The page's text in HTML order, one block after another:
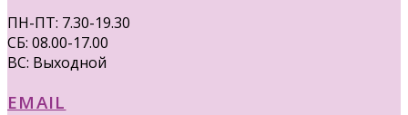
ПН-ПТ: 7.30-19.30
СБ: 08.00-17.00
ВС: Выходной
EMAIL